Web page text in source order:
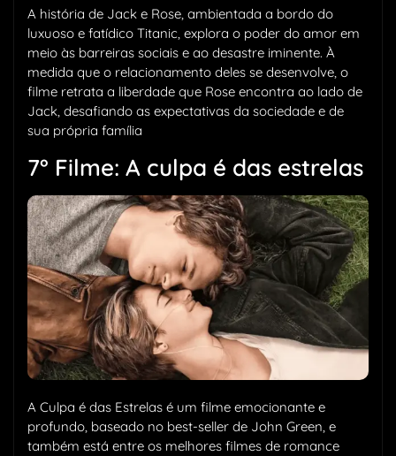
A história de Jack e Rose, ambientada a bordo do
luxuoso e fatídico Titanic, explora o poder do amor em
meio às barreiras sociais e ao desastre iminente. À
medida que o relacionamento deles se desenvolve, o
filme retrata a liberdade que Rose encontra ao lado de
Jack, desafiando as expectativas da sociedade e de
sua própria família
7° Filme: A culpa é das estrelas
A Culpa é das Estrelas é um filme emocionante e
profundo, baseado no best-seller de John Green, e
também está entre os melhores filmes de romance